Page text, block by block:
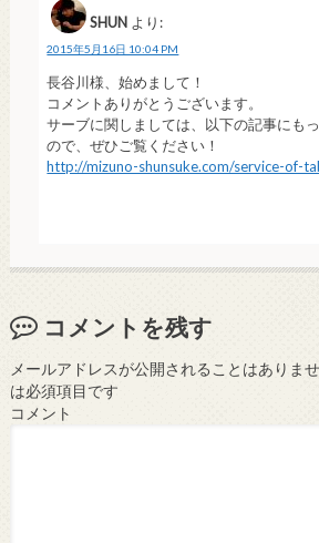
SHUN より:
2015年5月16日 10:04 PM
長谷川様、始めまして！
コメントありがとうございます。
サーブに関しましては、以下の記事にも
ので、ぜひご覧ください！
http://mizuno-shunsuke.com/service-of-
コメントを残す
メールアドレスが公開されることはありませ
は必須項目です
コメント